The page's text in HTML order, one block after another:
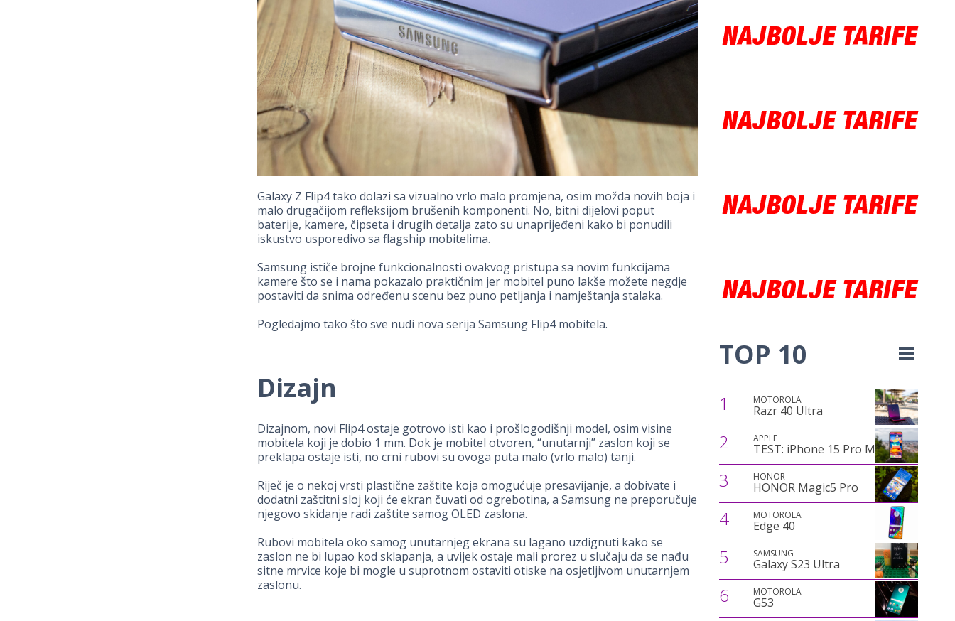
Galaxy Z Flip4 tako dolazi sa vizualno vrlo malo promjena, osim možda novih boja i
malo drugačijom refleksijom brušenih komponenti. No, bitni dijelovi poput
baterije, kamere, čipseta i drugih detalja zato su unaprijeđeni kako bi ponudili
iskustvo usporedivo sa flagship mobitelima.
Samsung ističe brojne funkcionalnosti ovakvog pristupa sa novim funkcijama
kamere što se i nama pokazalo praktičnim jer mobitel puno lakše možete negdje
postaviti da snima određenu scenu bez puno petljanja i namještanja stalaka.
Pogledajmo tako što sve nudi nova serija Samsung Flip4 mobitela.
Dizajn
Dizajnom, novi Flip4 ostaje gotrovo isti kao i prošlogodišnji model, osim visine
mobitela koji je dobio 1 mm. Dok je mobitel otvoren, “unutarnji” zaslon koji se
preklapa ostaje isti, no crni rubovi su ovoga puta malo (vrlo malo) tanji.
Riječ je o nekoj vrsti plastične zaštite koja omogućuje presavijanje, a dobivate i
dodatni zaštitni sloj koji će ekran čuvati od ogrebotina, a Samsung ne preporučuje
njegovo skidanje radi zaštite samog OLED zaslona.
Rubovi mobitela oko samog unutarnjeg ekrana su lagano uzdignuti kako se
zaslon ne bi lupao kod sklapanja, a uvijek ostaje mali prorez u slučaju da se nađu
sitne mrvice koje bi mogle u suprotnom ostaviti otiske na osjetljivom unutarnjem
zaslonu.
TOP 10
1 MOTOROLA
Razr 40 Ultra
2 APPLE
TEST: iPhone 15 Pro Max
3 HONOR
HONOR Magic5 Pro
4 MOTOROLA
Edge 40
5 SAMSUNG
Galaxy S23 Ultra
6 MOTOROLA
G53